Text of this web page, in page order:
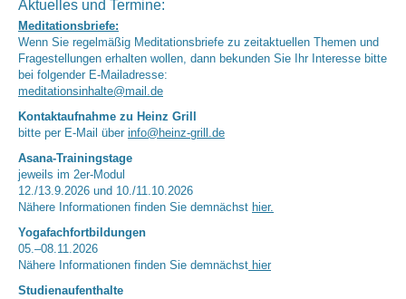
Aktuelles und Termine:
Meditationsbriefe:
Wenn Sie regelmäßig Meditationsbriefe zu zeitaktuellen Themen und
Fragestellungen erhalten wollen, dann bekunden Sie Ihr Interesse bitte
bei folgender E-Mailadresse:
meditationsinhalte@mail.de
Kontaktaufnahme zu Heinz Grill
bitte per E-Mail über info@heinz-grill.de
Asana-Trainingstage
jeweils im 2er-Modul
12./13.9.2026 und 10./11.10.2026
Nähere Informationen finden Sie demnächst hier.
Yogafachfortbildungen
05.–08.11.2026
Nähere Informationen finden Sie demnächst hier
Studienaufenthalte